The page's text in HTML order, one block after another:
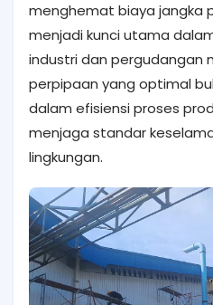
menghemat biaya jangka
menjadi kunci utama
industri dan pergudangan
perpipaan yang optimal
dalam efisiensi proses
menjaga standar
lingkungan.